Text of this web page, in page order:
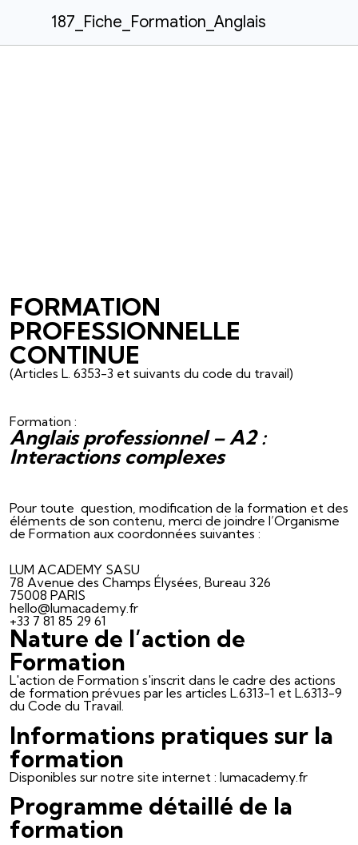
187_Fiche_Formation_Anglais
FORMATION
PROFESSIONNELLE
CONTINUE
(Articles L. 6353-3 et suivants du code du travail)
Formation :
Anglais professionnel – A2 :
Interactions complexes
Pour toute question, modification de la formation et des
éléments de son contenu, merci de joindre l’Organisme
de Formation aux coordonnées suivantes :
LUM ACADEMY SASU
78 Avenue des Champs Élysées, Bureau 326
75008 PARIS
hello@lumacademy.fr
+33 7 81 85 29 61
Nature de l’action de
Formation
L'action de Formation s'inscrit dans le cadre des actions
de formation prévues par les articles L.6313-1 et L.6313-9
du Code du Travail.
Informations pratiques sur la
formation
Disponibles sur notre site internet : lumacademy.fr
Programme détaillé de la
formation